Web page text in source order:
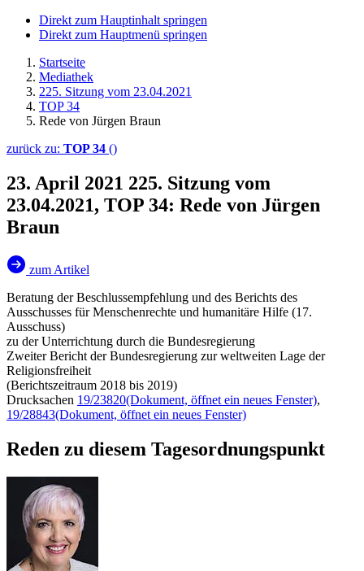
Direkt zum Hauptinhalt springen
Direkt zum Hauptmenü springen
Startseite
Mediathek
225. Sitzung vom 23.04.2021
TOP 34
Rede von Jürgen Braun
zurück zu: TOP 34 ()
23. April 2021 225. Sitzung vom
23.04.2021, TOP 34: Rede von Jürgen
Braun
zum Artikel
Beratung der Beschlussempfehlung und des Berichts des
Ausschusses für Menschenrechte und humanitäre Hilfe (17.
Ausschuss)
zu der Unterrichtung durch die Bundesregierung
Zweiter Bericht der Bundesregierung zur weltweiten Lage der
Religionsfreiheit
(Berichtszeitraum 2018 bis 2019)
Drucksachen 19/23820(Dokument, öffnet ein neues Fenster),
19/28843(Dokument, öffnet ein neues Fenster)
Reden zu diesem Tagesordnungspunkt